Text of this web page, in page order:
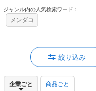
ジャンル内の人気検索ワード：
メンダコ
絞り込み
企業ごと 商品ごと